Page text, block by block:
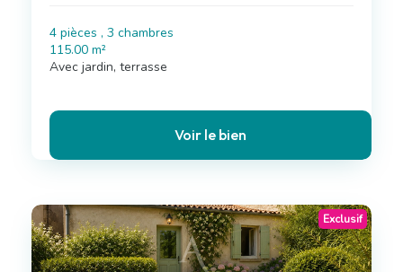
4 pièces , 3 chambres
115.00 m²
Avec jardin, terrasse
Voir le bien
Exclusif